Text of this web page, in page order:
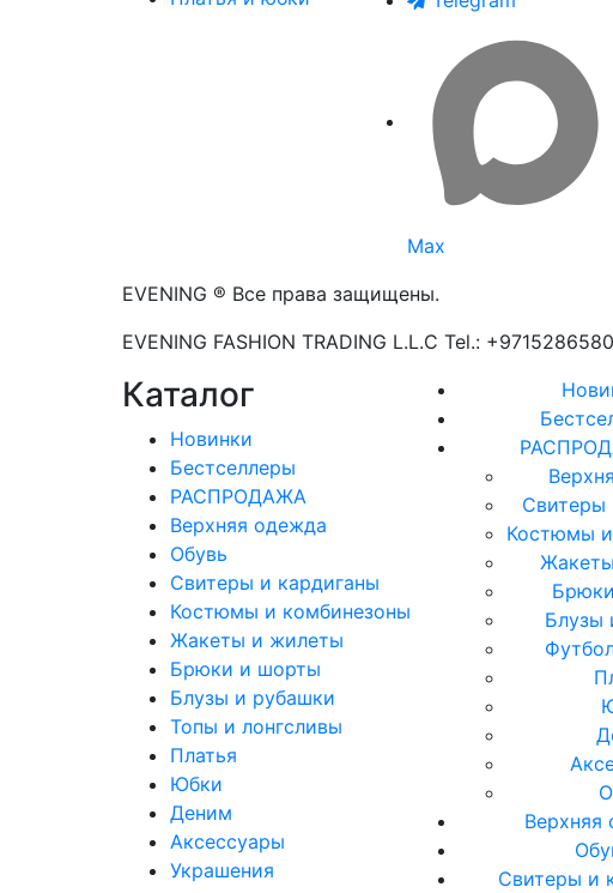
Max
EVENING ® Все права защищены.
EVENING FASHION TRADING L.L.C Tel.:
Каталог
Новинки
Бестселлеры
РАСПРОДАЖА
Верхняя одежда
Обувь
Свитеры и кардиганы
Костюмы и комбинезоны
Жакеты и жилеты
Брюки и шорты
Блузы и рубашки
Топы и лонгсливы
Платья
Юбки
Деним
Аксессуары
Украшения
Свитеры
Костюмы
Блузы
Верхняя
Свитеры и